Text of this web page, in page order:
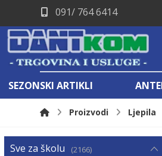
091/ 764 6414
SEZONSKI ARTIKLI
Proizvodi Ljepila
Sve za školu 2166